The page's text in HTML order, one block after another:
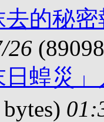
去的秘
26
日蝗災